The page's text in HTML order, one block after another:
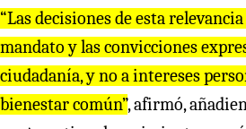
“Las decisiones de esta
mandato y las convicciones
ciudadanía, y no a intereses
bienestar común”, afirmó,